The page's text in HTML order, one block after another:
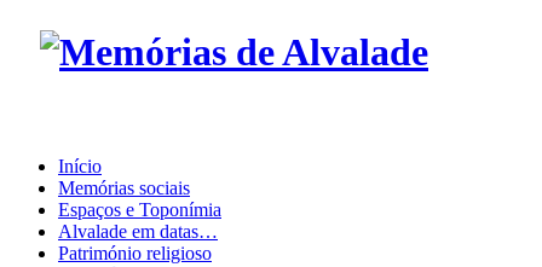
Início
Memórias sociais
Espaços e Toponímia
Alvalade em datas…
Património religioso